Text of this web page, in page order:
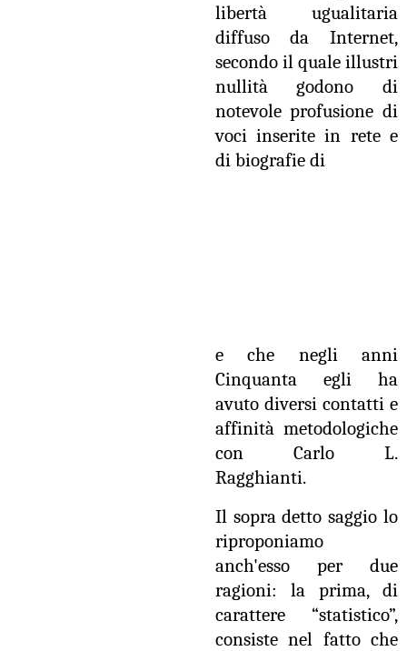
libertà ugualitaria
diffuso da Internet,
secondo il quale illustri
nullità godono di
notevole profusione di
voci inserite in rete e
di biografie di
e che negli anni
Cinquanta egli ha
avuto diversi contatti e
affinità metodologiche
con Carlo L.
Ragghianti.
Il sopra detto saggio lo
riproponiamo
anch'esso per due
ragioni: la prima, di
carattere “statistico”,
consiste nel fatto che